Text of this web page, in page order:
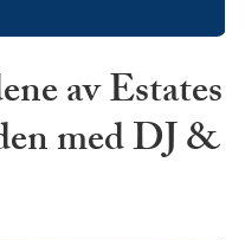
av Estates
med DJ &